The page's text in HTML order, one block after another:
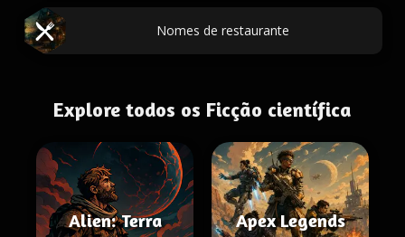
Nomes de restaurante
Explore todos os Ficção científica
Alien: Terra Apex Legends